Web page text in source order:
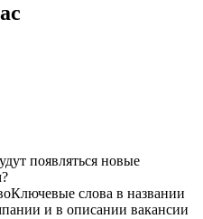
появляться новые
Ключевые слова в названии
и в описании вакансии